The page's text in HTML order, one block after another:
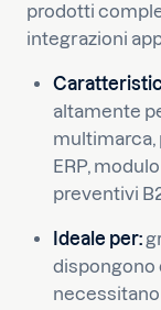
prodotti
integrazioni
altamente
multimarca,
ERP,
preventivi
Ideale per:
dispongono